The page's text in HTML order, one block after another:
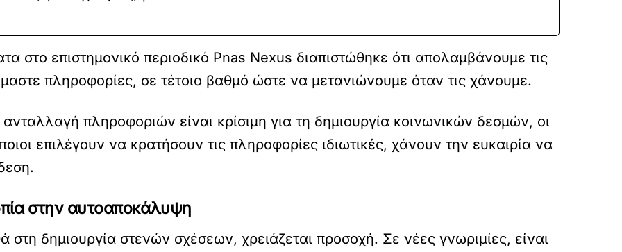
στο επιστημονικό περιοδικό Pnas Nexus διαπιστώθηκε ότι απολαμβάνουμε τις
πληροφορίες, σε τέτοιο βαθμό ώστε να μετανιώνουμε όταν τις χάνουμε.
πληροφοριών είναι κρίσιμη για τη δημιουργία κοινωνικών δεσμών, οι
επιλέγουν να κρατήσουν τις πληροφορίες ιδιωτικές, χάνουν την ευκαιρία να
στην αυτοαποκάλυψη
δημιουργία στενών σχέσεων, χρειάζεται προσοχή. Σε νέες γνωριμίες, είναι